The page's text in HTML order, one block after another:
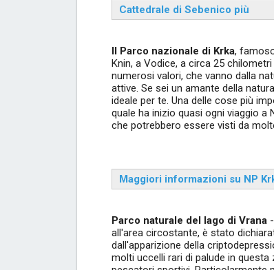
Cattedrale di Sebenico più
Il Parco nazionale di Krka,
Knin, a Vodice, a circa 25
numerosi valori, che vanno dalla
attive. Se sei un amante della
ideale per te. Una delle cose più
quale ha inizio quasi ogni viaggio a
che potrebbero essere visti da
Maggiori informazioni su NP
Parco naturale del lago di Vrana
all'area circostante, è stato
dall'apparizione della
molti uccelli rari di palude in